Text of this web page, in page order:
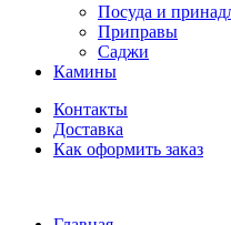
Посуда и
Приправы
Саджи
Камины
Контакты
Доставка
Как оформить заказ